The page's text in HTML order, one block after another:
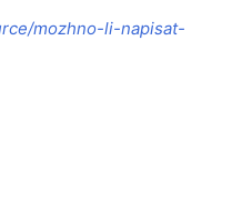
mozhno-li-napisat-